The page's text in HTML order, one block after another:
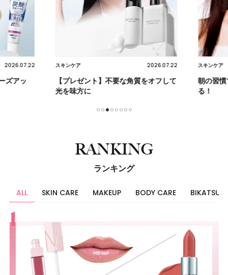
2026.07.22
ズアッ
スキンケア 2026.07.22
【プレゼント】不要な角質をオフして
光を味方に
スキンケア
朝の習慣
る！
RANKING
ランキング
ALL SKIN CARE MAKEUP BODY CARE BIKATSU
すべて
スキンケア
メイク
ボディケア
美活
ヘア
ライフスタイル
ビューティーズ